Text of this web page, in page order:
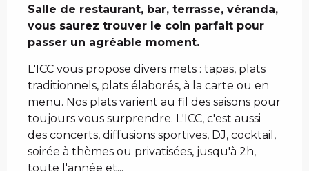
Salle de restaurant, bar, terrasse, véranda,
vous saurez trouver le coin parfait pour
passer un agréable moment.
L'ICC vous propose divers mets : tapas, plats
traditionnels, plats élaborés, à la carte ou en
menu. Nos plats varient au fil des saisons pour
toujours vous surprendre. L'ICC, c'est aussi
des concerts, diffusions sportives, DJ, cocktail,
soirée à thèmes ou privatisées, jusqu'à 2h,
toute l'année et...